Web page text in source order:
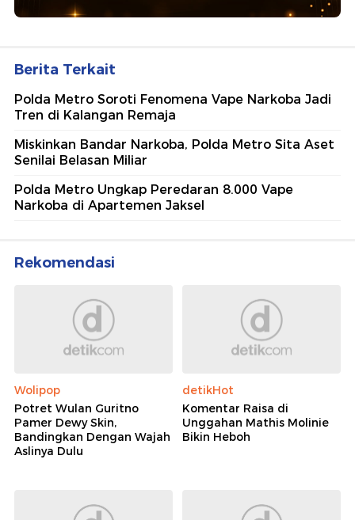
Berita Terkait
Polda Metro Soroti Fenomena Vape Narkoba Jadi
Tren di Kalangan Remaja
Miskinkan Bandar Narkoba, Polda Metro Sita Aset
Senilai Belasan Miliar
Polda Metro Ungkap Peredaran 8.000 Vape
Narkoba di Apartemen Jaksel
Rekomendasi
Wolipop
Potret Wulan Guritno
Pamer Dewy Skin,
Bandingkan Dengan Wajah
Aslinya Dulu
detikHot
Komentar Raisa di
Unggahan Mathis Molinie
Bikin Heboh